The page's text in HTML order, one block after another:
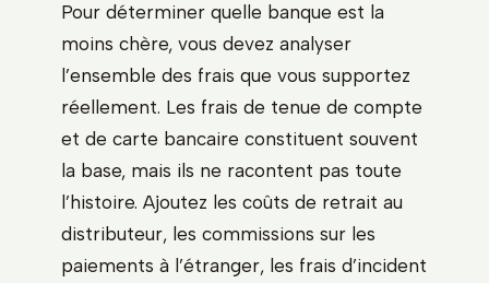
Pour déterminer quelle banque est la
moins chère, vous devez analyser
l’ensemble des frais que vous supportez
réellement. Les frais de tenue de compte
et de carte bancaire constituent souvent
la base, mais ils ne racontent pas toute
l’histoire. Ajoutez les coûts de retrait au
distributeur, les commissions sur les
paiements à l’étranger, les frais d’incident